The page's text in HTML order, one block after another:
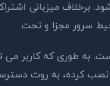
برخلاف میزبانی
سرور مجزا و تحت
به طوری که کاربر می
نصب کرده، به روت